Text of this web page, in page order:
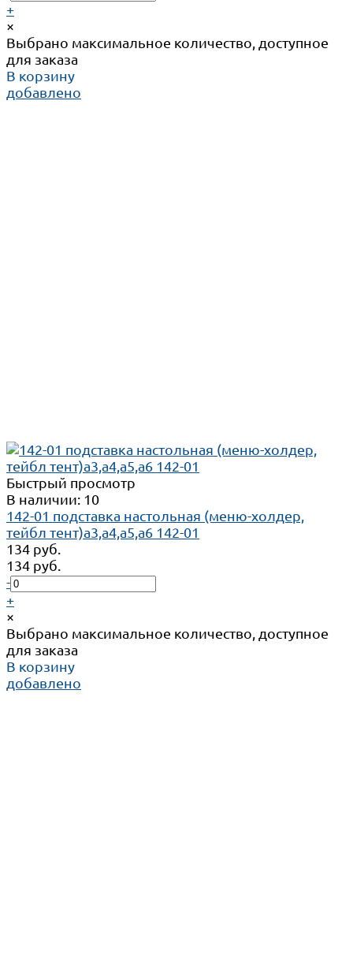
+
×
Выбрано максимальное количество, доступное
для заказа
В корзину
добавлено
Быстрый просмотр
В наличии: 10
142-01 подставка настольная (меню-холдер,
тейбл тент)а3,а4,а5,а6 142-01
134 руб.
134 руб.
-
+
×
Выбрано максимальное количество, доступное
для заказа
В корзину
добавлено